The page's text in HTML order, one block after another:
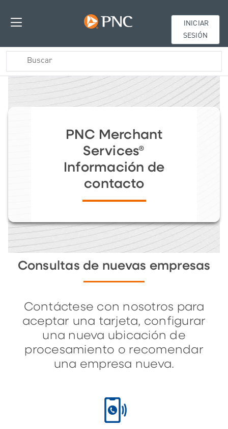
INICIAR
SESIÓN
PNC Merchant
Services®
Información de
contacto
Consultas de nuevas empresas
Contáctese con nosotros para
aceptar una tarjeta, configurar
una nueva ubicación de
procesamiento o recomendar
una empresa nueva.